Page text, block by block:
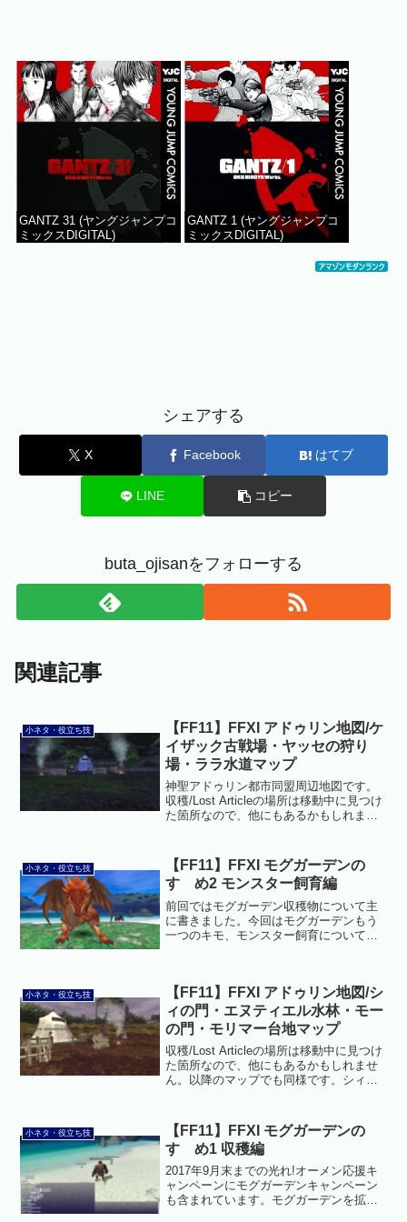
GANTZ 31 (ヤングジャンプコ
ミックスDIGITAL)
GANTZ 1 (ヤングジャンプコ
ミックスDIGITAL)
シェアする
X Facebook はてブ
LINE コピー
buta_ojisanをフォローする
関連記事
小ネタ・役立ち技
【FF11】FFXI アドゥリン地図/ケ
イザック古戦場・ヤッセの狩り
場・ララ水道マップ
神聖アドゥリン都市同盟周辺地図です。
収穫/Lost Articleの場所は移動中に見つけ
た箇所なので、他にもあるかもしれませ
ろは、ラ・カザナル宮天守へのショート
カットに...
小ネタ・役立ち技
【FF11】FFXI モグガーデンの
すゝめ2 モンスター飼育編
前回ではモグガーデン収穫物について主
に書きました。今回はモグガーデンもう
一つのキモ、モンスター飼育についてで
ぜひ飼育ランクも上げてみ...
小ネタ・役立ち技
【FF11】FFXI アドゥリン地図/シ
ィの門・エヌティエル水林・モー
の門・モリマー台地マップ
収穫/Lost Articleの場所は移動中に見つけ
た箇所なので、他にもあるかもしれませ
ん。以降のマップでも同様です。シィの
挑むのに最適です。マンドラかリーチが
やり...
小ネタ・役立ち技
【FF11】FFXI モグガーデンの
すゝめ1 収穫編
2017年9月末までの光れ!オーメン応援キ
ャンペーンにモグガーデンキャンペーン
も含まれています。モグガーデンを拡張